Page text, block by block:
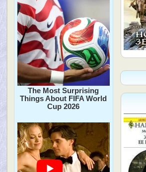
The Most Surprising
Things About FIFA World
Cup 2026